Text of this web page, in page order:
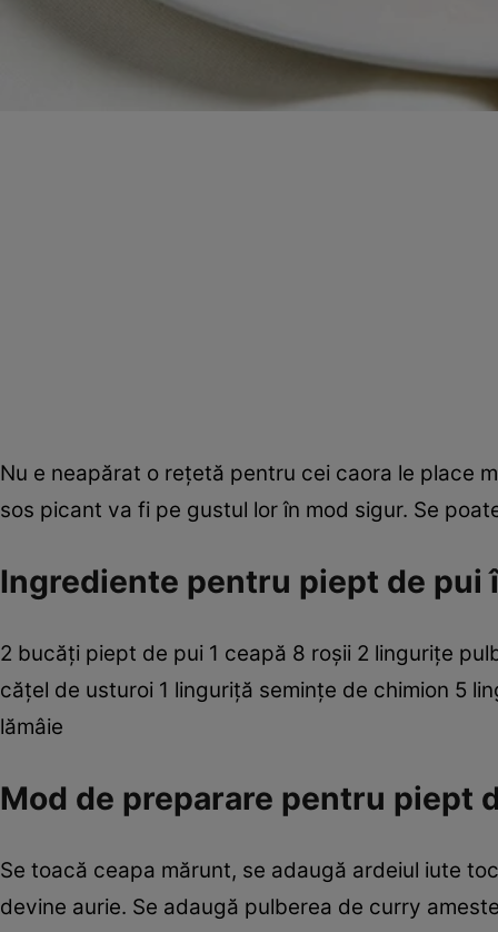
Nu e neapărat o reţetă pentru cei caora le place
sos picant va fi pe gustul lor în mod sigur. Se
Ingrediente pentru piept de pui
2 bucăţi piept de pui 1 ceapă 8 roşii 2 linguriţe
căţel de usturoi 1 linguriţă seminţe de chimion 5
lămâie
Mod de preparare pentru piept
Se toacă ceapa mărunt, se adaugă ardeiul iute
devine aurie. Se adaugă pulberea de curry